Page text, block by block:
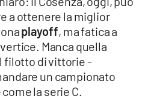
a ottenere la miglior
playoff, ma fatica a
Manca quella
filotto di vittorie -
un campionato
la serie C.